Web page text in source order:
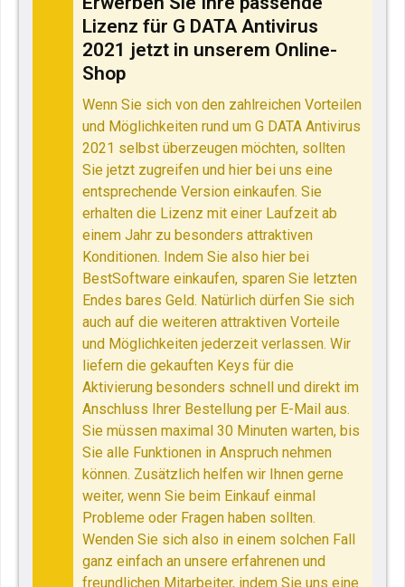
Lizenz für G DATA Antivirus
2021 jetzt in unserem Online-
Shop
Wenn Sie sich von den zahlreichen Vorteilen
und Möglichkeiten rund um G DATA Antivirus
2021 selbst überzeugen möchten, sollten
Sie jetzt zugreifen und hier bei uns eine
entsprechende Version einkaufen. Sie
erhalten die Lizenz mit einer Laufzeit ab
einem Jahr zu besonders attraktiven
Konditionen. Indem Sie also hier bei
BestSoftware einkaufen, sparen Sie letzten
Endes bares Geld. Natürlich dürfen Sie sich
auch auf die weiteren attraktiven Vorteile
und Möglichkeiten jederzeit verlassen. Wir
liefern die gekauften Keys für die
Aktivierung besonders schnell und direkt im
Anschluss Ihrer Bestellung per E-Mail aus.
Sie müssen maximal 30 Minuten warten, bis
Sie alle Funktionen in Anspruch nehmen
können. Zusätzlich helfen wir Ihnen gerne
weiter, wenn Sie beim Einkauf einmal
Probleme oder Fragen haben sollten.
Wenden Sie sich also in einem solchen Fall
ganz einfach an unsere erfahrenen und
freundlichen Mitarbeiter, indem Sie uns eine